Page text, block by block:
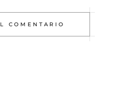
COMENTARIO